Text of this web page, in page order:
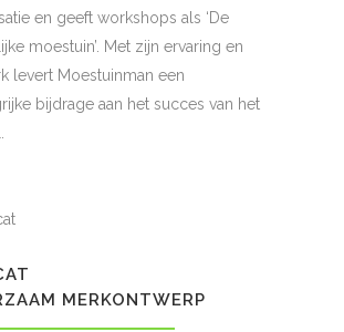
en geeft workshops als ‘De
moestuin’. Met zijn ervaring en
levert Moestuinman een
bijdrage aan het succes van het
MERKONTWERP